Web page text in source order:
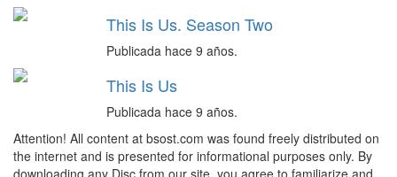
This Is Us. Season Two
Publicada hace 9 años.
This Is Us
Publicada hace 9 años.
Attention! All content at bsost.com was found freely distributed on
the internet and is presented for informational purposes only. By
downloading any Disc from our site, you agree to familiarize and